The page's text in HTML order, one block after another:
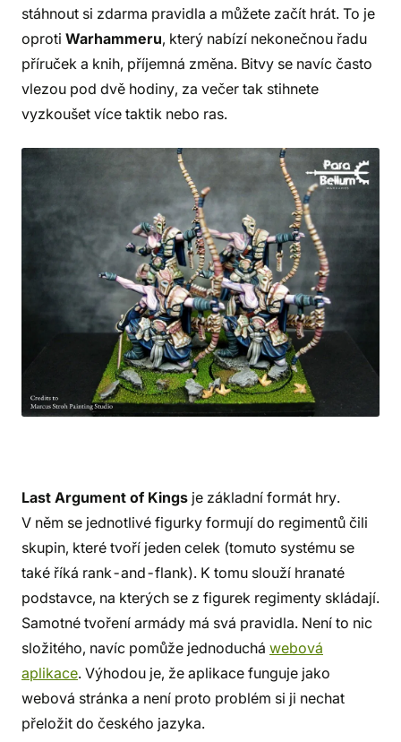
stáhnout si zdarma pravidla a můžete začít hrát. To je
oproti Warhammeru, který nabízí nekonečnou řadu
příruček a knih, příjemná změna. Bitvy se navíc často
vlezou pod dvě hodiny, za večer tak stihnete
vyzkoušet více taktik nebo ras.
Last Argument of Kings je základní formát hry.
V něm se jednotlivé figurky formují do regimentů čili
skupin, které tvoří jeden celek (tomuto systému se
také říká rank-and-flank). K tomu slouží hranaté
podstavce, na kterých se z figurek regimenty skládají.
Samotné tvoření armády má svá pravidla. Není to nic
složitého, navíc pomůže jednoduchá webová
aplikace. Výhodou je, že aplikace funguje jako
webová stránka a není proto problém si ji nechat
přeložit do českého jazyka.